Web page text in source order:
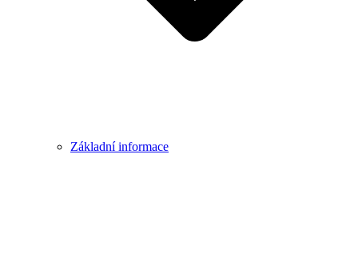
Základní informace